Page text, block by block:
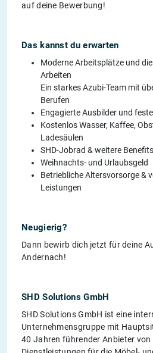
auf deine Bewerbung!
Das kannst du erwarten
Moderne Arbeitsplätze und
Arbeiten
Ein starkes Azubi-Team mit
Berufen
Engagierte Ausbilder und
Kostenlos Wasser, Kaffee,
Ladesäulen
SHD-Jobrad & weitere Benefits
Weihnachts- und Urlaubsgeld
Betriebliche Altersvorsorge &
Leistungen
Neugierig?
Dann bewirb dich jetzt für deine
Andernach!
SHD Solutions GmbH
SHD Solutions GmbH ist eine
Unternehmensgruppe mit
40 Jahren führender Anbieter von